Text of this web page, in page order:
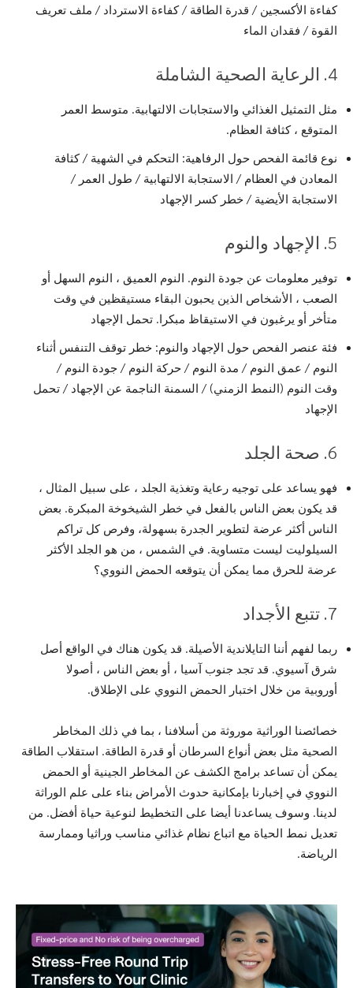
كفاءة الأكسجين / قدرة الطاقة / كفاءة الاسترداد / ملف تعريف
القوة / فقدان الماء
4. الرعاية الصحية الشاملة
مثل التمثيل الغذائي والاستجابات الالتهابية. متوسط العمر
المتوقع ، كثافة العظام.
نوع قائمة الفحص حول الرفاهية: التحكم في الشهية / كثافة
المعادن في العظام / الاستجابة الالتهابية / طول العمر /
الاستجابة الأيضية / خطر كسر الإجهاد
5. الإجهاد والنوم
توفير معلومات عن جودة النوم. النوم العميق ، النوم السهل أو
الصعب ، الأشخاص الذين يحبون البقاء مستيقظين في وقت
متأخر أو يرغبون في الاستيقاظ مبكرا. تحمل الإجهاد
فئة عنصر الفحص حول الإجهاد والنوم: خطر توقف التنفس أثناء
النوم / عمق النوم / مدة النوم / حركة النوم / جودة النوم /
وقت النوم (النمط الزمني) / السمنة الناجمة عن الإجهاد / تحمل
الإجهاد
6. صحة الجلد
فهو يساعد على توجيه رعاية وتغذية الجلد ، على سبيل المثال ،
قد يكون بعض الناس بالفعل في خطر الشيخوخة المبكرة. بعض
الناس أكثر عرضة لتطوير الجدرة بسهولة، وفرص كل تراكم
السيلوليت ليست متساوية. في الشمس ، من هو الجلد الأكثر
عرضة للحرق مما يمكن أن يتوقعه الحمض النووي؟
7. تتبع الأجداد
ربما لفهم أننا التايلاندية الأصيلة. قد يكون هناك في الواقع أصل
شرق آسيوي. قد تجد جنوب آسيا ، أو بعض الناس ، أصولا
أوروبية من خلال اختبار الحمض النووي على الإطلاق.
خصائصنا الوراثية موروثة من أسلافنا ، بما في ذلك المخاطر
الصحية مثل بعض أنواع السرطان أو قدرة الطاقة. استقلاب الطاقة
يمكن أن تساعد برامج الكشف عن المخاطر الجينية أو الحمض
النووي في إخبارنا بإمكانية حدوث الأمراض بناء على علم الوراثة
لدينا. وسوف يساعدنا أيضا على التخطيط لنوعية حياة أفضل. من
تعديل نمط الحياة مع اتباع نظام غذائي مناسب وراثيا وممارسة
الرياضة.